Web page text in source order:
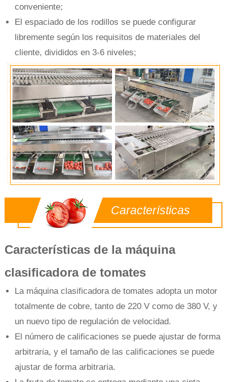
conveniente;
El espaciado de los rodillos se puede configurar
libremente según los requisitos de materiales del
cliente, divididos en 3-6 niveles;
Características
Características de la máquina
clasificadora de tomates
La máquina clasificadora de tomates adopta un motor
totalmente de cobre, tanto de 220 V como de 380 V, y
un nuevo tipo de regulación de velocidad.
El número de calificaciones se puede ajustar de forma
arbitraria, y el tamaño de las calificaciones se puede
ajustar de forma arbitraria.